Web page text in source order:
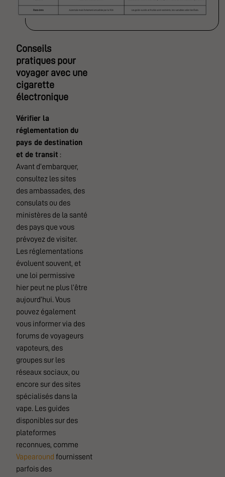
Conseils
pratiques pour
voyager avec une
cigarette
électronique
Vérifier la
réglementation du
pays de destination
et de transit :
Avant d’embarquer,
consultez les sites
des ambassades, des
consulats ou des
ministères de la santé
des pays que vous
prévoyez de visiter.
Les réglementations
évoluent souvent, et
une loi permissive
hier peut ne plus l’être
aujourd’hui. Vous
pouvez également
vous informer via des
forums de voyageurs
vapoteurs, des
groupes sur les
réseaux sociaux, ou
encore sur des sites
spécialisés dans la
vape. Les guides
disponibles sur des
plateformes
reconnues, comme
Vapearound fournissent
parfois des